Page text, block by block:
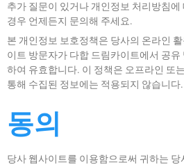
추가 질문이 있거나 개인정보 처리방침
경우 언제든지 문의해 주세요.
본 개인정보 보호정책은 당사의 온라인
이트 방문자가 다합 드림카이트에서 공
하여 유효합니다. 이 정책은 오프라인 또
통해 수집된 정보에는 적용되지 않습니다.
동의
당사 웹사이트를 이용함으로써 귀하는